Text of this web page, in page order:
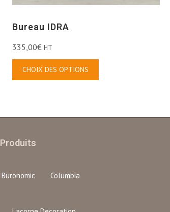
Bureau IDRA
335,00€ HT
CHOIX DES OPTIONS
Produits
Buronomic Columbia